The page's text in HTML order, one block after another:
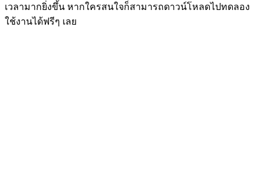
เวลามากยิ่งขึ้น หากใครสนใจก็สามารถดาวน์โหลดไปทดลอง
ใช้งานได้ฟรีๆ เลย